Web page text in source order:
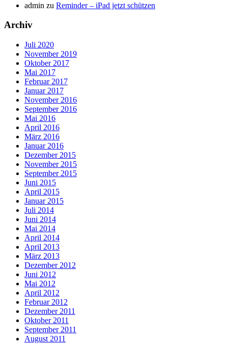
admin zu Reminder – iPad jetzt schützen
Archiv
Juli 2020
November 2019
Oktober 2017
Mai 2017
Februar 2017
Januar 2017
November 2016
September 2016
Mai 2016
April 2016
März 2016
Januar 2016
Dezember 2015
November 2015
September 2015
Juni 2015
April 2015
Januar 2015
Juli 2014
Juni 2014
Mai 2014
April 2014
April 2013
März 2013
Dezember 2012
Juni 2012
Mai 2012
April 2012
Februar 2012
Dezember 2011
Oktober 2011
September 2011
August 2011